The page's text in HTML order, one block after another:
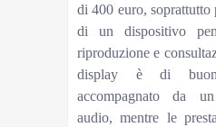
di 400 euro, soprattutto
di un dispositivo
riproduzione e
display è di
accompagnato da
audio, mentre le